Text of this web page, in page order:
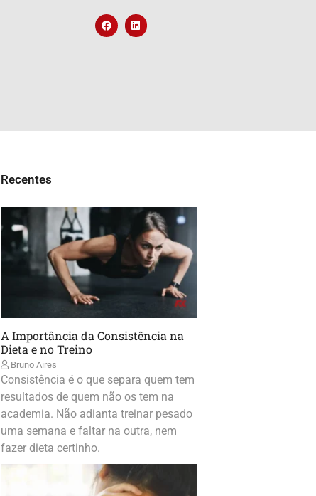
Recentes
A Importância da Consistência na
Dieta e no Treino
Bruno Aires
Consistência é o que separa quem tem
resultados de quem não os tem na
academia. Não adianta treinar pesado
uma semana e faltar na outra, nem
fazer dieta certinho.